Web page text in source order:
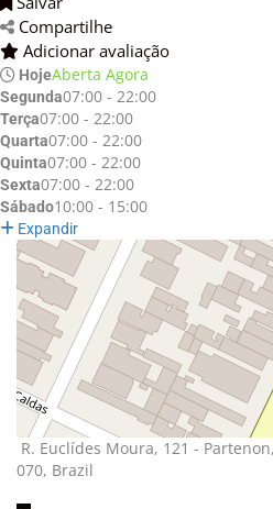
Compartilhe
Adicionar avaliação
HojeAberta Agora
Segunda07:00 - 22:00
Terça07:00 - 22:00
Quarta07:00 - 22:00
Quinta07:00 - 22:00
Sexta07:00 - 22:00
Sábado10:00 - 15:00
Expandir
R. Euclídes Moura, 121 -
070, Brazil